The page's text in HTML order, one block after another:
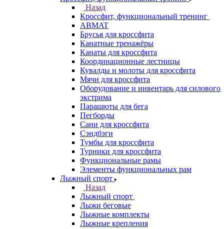
Назад
Кроссфит, функциональный тренинг
ABMAT
Брусья для кроссфита
Канатные тренажёры
Канаты для кроссфита
Координационные лестницы
Кувалды и молоты для кроссфита
Мячи для кроссфита
Оборудование и инвентарь для силового
экстрима
Парашюты для бега
Пегборды
Сани для кроссфита
Сэндбэги
Тумбы для кроссфита
Турники для кроссфита
Функциональные рамы
Элементы функциональных рам
Лыжный спорт
Назад
Лыжный спорт
Лыжи беговые
Лыжные комплекты
Лыжные крепления